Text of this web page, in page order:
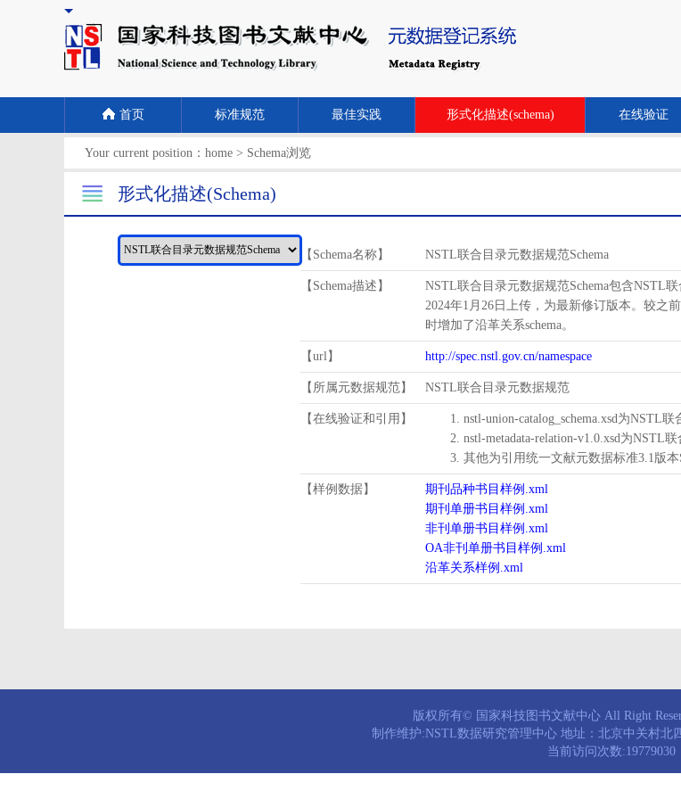
首页 标准规范 最佳实践 形式化描述(schema) 在线验证
Your current position： home > Schema浏览
形式化描述(Schema)
【Schema名称】 NSTL联合目录元数据规范Schema
【Schema描述】
NSTL联合目录元数据规范Schema包含NSTL
2024年1月26日上传，为最新修订版本。较之
时增加了沿革关系schema。
【url】 http://spec.nstl.gov.cn/namespace
【所属元数据规范】 NSTL联合目录元数据规范
【在线验证和引用】
1. nstl-union-catalog_schema.xsd为NSTL
2. nstl-metadata-relation-v1.0.xsd为NSTL
3. 其他为引用统一文献元数据标准3.1版本
【样例数据】
期刊品种书目样例.xml
期刊单册书目样例.xml
非刊单册书目样例.xml
OA非刊单册书目样例.xml
沿革关系样例.xml
版权所有© 国家科技图书文献中心 All Right
制作维护:NSTL数据研究管理中心 地址：北京中关村北
当前访问次数:19779030